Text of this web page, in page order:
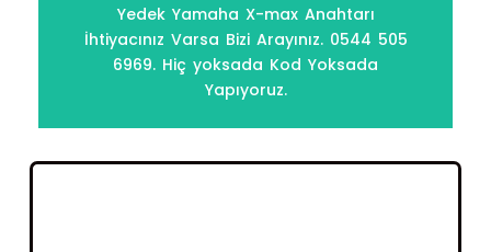
Yedek Yamaha X-max Anahtarı
İhtiyacınız Varsa Bizi Arayınız. 0544 505
6969. Hiç yoksada Kod Yoksada
Yapıyoruz.
Yamaha N-Max Anahtarı
(İSTANBUL)
Yamaha N-Max Anahtarı İhtiyacınız